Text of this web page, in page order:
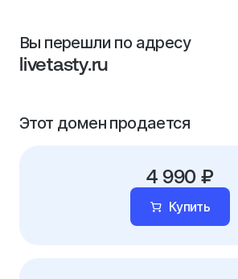
Вы перешли по адресу
livetasty.ru
Этот домен продается
4 990 ₽
Купить